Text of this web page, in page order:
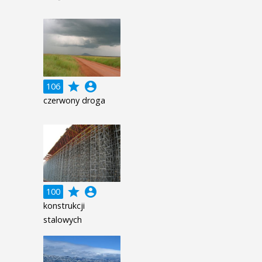
106 grade account_circle
czerwony droga
100 grade account_circle
konstrukcji
stalowych